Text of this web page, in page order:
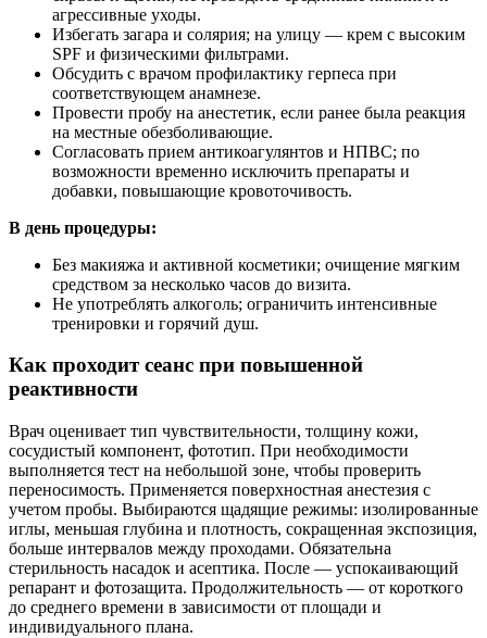
агрессивные уходы.
Избегать загара и солярия; на улицу — крем с высоким
SPF и физическими фильтрами.
Обсудить с врачом профилактику герпеса при
соответствующем анамнезе.
Провести пробу на анестетик, если ранее была реакция
на местные обезболивающие.
Согласовать прием антикоагулянтов и НПВС; по
возможности временно исключить препараты и
добавки, повышающие кровоточивость.
В день процедуры:
Без макияжа и активной косметики; очищение мягким
средством за несколько часов до визита.
Не употреблять алкоголь; ограничить интенсивные
тренировки и горячий душ.
Как проходит сеанс при повышенной
реактивности
Врач оценивает тип чувствительности, толщину кожи,
сосудистый компонент, фототип. При необходимости
выполняется тест на небольшой зоне, чтобы проверить
переносимость. Применяется поверхностная анестезия с
учетом пробы. Выбираются щадящие режимы: изолированные
иглы, меньшая глубина и плотность, сокращенная экспозиция,
больше интервалов между проходами. Обязательна
стерильность насадок и асептика. После — успокаивающий
репарант и фотозащита. Продолжительность — от короткого
до среднего времени в зависимости от площади и
индивидуального плана.